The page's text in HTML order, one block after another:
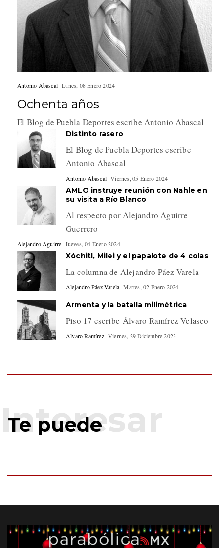
Antonio Abascal Lunes, 08 Enero 2024
Ochenta años
El Blog de Puebla Deportes escribe Antonio Abascal
Distinto rasero
El Blog de Puebla Deportes escribe
Antonio Abascal
Antonio Abascal Viernes, 05 Enero 2024
AMLO instruye reunión con Nahle en
su visita a Río Blanco
Al respecto por Alejandro Aguirre
Guerrero
Alejandro Aguirre Jueves, 04 Enero 2024
Xóchitl, Milei y el papalote de 4 colas
La columna de Alejandro Páez Varela
Alejandro Páez Varela Martes, 02 Enero 2024
Armenta y la batalla milimétrica
Piso 17 escribe Álvaro Ramírez Velasco
Alvaro Ramírez Viernes, 29 Diciembre 2023
Te puede